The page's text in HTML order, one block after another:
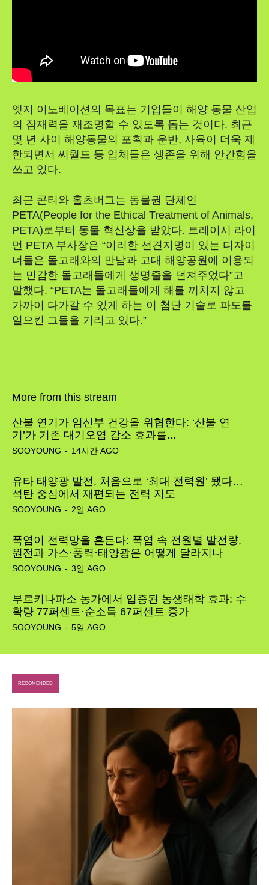
엣지 이노베이션의 목표는 기업들이 해양 동물 산업
의 잠재력을 재조명할 수 있도록 돕는 것이다. 최근
몇 년 사이 해양동물의 포획과 운반, 사육이 더욱 제
한되면서 씨월드 등 업체들은 생존을 위해 안간힘을
쓰고 있다.
최근 콘티와 홀츠버그는 동물권 단체인
PETA(People for the Ethical Treatment of Animals,
PETA)로부터 동물 혁신상을 받았다. 트레이시 라이
먼 PETA 부사장은 “이러한 선견지명이 있는 디자이
너들은 돌고래와의 만남과 고대 해양공원에 이용되
는 민감한 돌고래들에게 생명줄을 던져주었다”고
말했다. “PETA는 돌고래들에게 해를 끼치지 않고
가까이 다가갈 수 있게 하는 이 첨단 기술로 파도를
일으킨 그들을 기리고 있다.”
More from this stream
산불 연기가 임신부 건강을 위협한다: ‘산불 연
기’가 기존 대기오염 감소 효과를...
SOOYOUNG - 14시간 AGO
유타 태양광 발전, 처음으로 ‘최대 전력원’ 됐다…
석탄 중심에서 재편되는 전력 지도
SOOYOUNG - 2일 AGO
폭염이 전력망을 흔든다: 폭염 속 전원별 발전량,
원전과 가스·풍력·태양광은 어떻게 달라지나
SOOYOUNG - 3일 AGO
부르키나파소 농가에서 입증된 농생태학 효과: 수
확량 77퍼센트·순소득 67퍼센트 증가
SOOYOUNG - 5일 AGO
RECOMENDED